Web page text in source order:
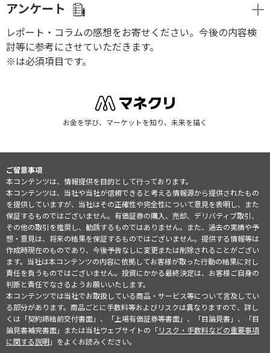
アンケート
レポート・コラムの感想をお寄せください。今後の内容検
討等に参考にさせていただきます。
※は必須項目です。
お金を学び、マーケットを知り、未来を描く
ご留意事項
本コンテンツは、情報提供を目的として行っております。
本コンテンツは、当社や当社が信頼できると考える情報源から提供されたもの
を提供していますが、当社はその正確性や完全性について意見を表明し、また
保証するものではございません。有価証券の購入、売却、デリバティブ取引、
その他の取引を推奨し、勧誘するものではありません。また、過去の実績や予
想・意見は、将来の結果を保証するものではございません。提供する情報等は
作成時現在のものであり、今後予告なしに変更または削除されることがござい
ます。当社は本コンテンツの内容に依拠してお客様が取った行動の結果に対し
責任を負うものではございません。投資にかかる最終決定は、お客様ご自身の
判断と責任でなさるようお願いいたします。
本コンテンツでは当社でお取扱している商品・サービス等について言及してい
る部分があります。商品ごとに手数料等およびリスクは異なりますので、詳し
くは「契約締結前交付書面」、「上場有価証券等書面」、「目論見書」、「目
論見書補完書面」または当社ウェブサイトの「リスク・手数料などの重要事項
に関する説明」をよくお読みください。